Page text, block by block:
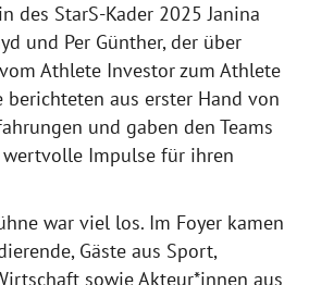
des StarS-Kader 2025 Janina
und Per Günther, der über
Athlete Investor zum Athlete
berichteten aus erster Hand von
und gaben den Teams
Impulse für ihren
war viel los. Im Foyer kamen
Gäste aus Sport,
sowie Akteur*innen aus